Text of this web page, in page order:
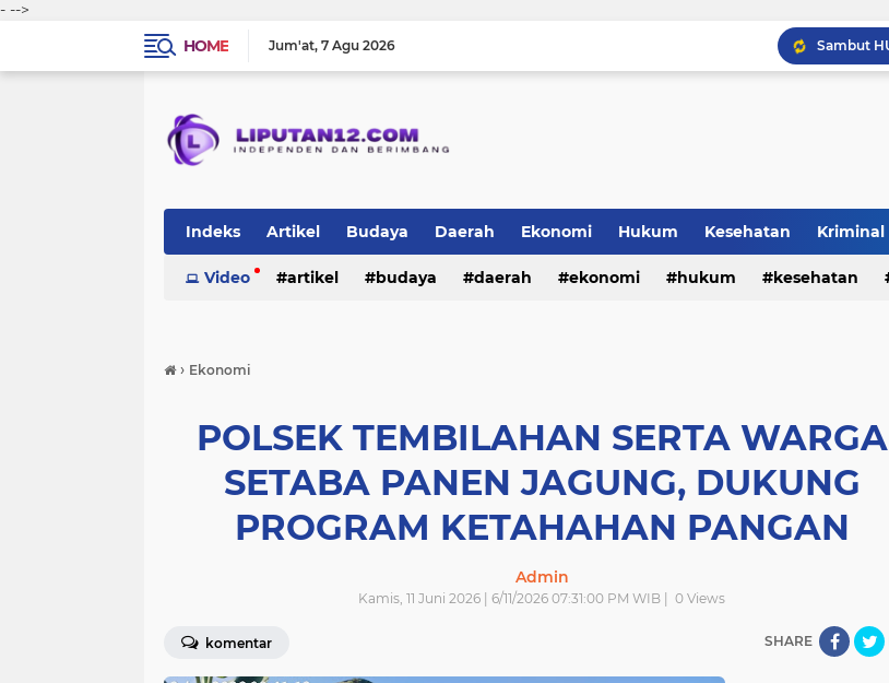
- -->
HOME
Jum'at 7 Agu 2026
Indeks Artikel Budaya Daerah Ekonomi Hukum Kesehatan Kriminal
Peristiwa Politik TNI-Polri sosial
Video artikel budaya daerah ekonomi hukum kesehatan
› Ekonomi
POLSEK TEMBILAHAN SERTA WARGA
SETABA PANEN JAGUNG, DUKUNG
PROGRAM KETAHAHAN PANGAN
Admin
Kamis, 11 Juni 2026 | 6/11/2026 07:31:00 PM WIB | 0 Views
komentar SHARE